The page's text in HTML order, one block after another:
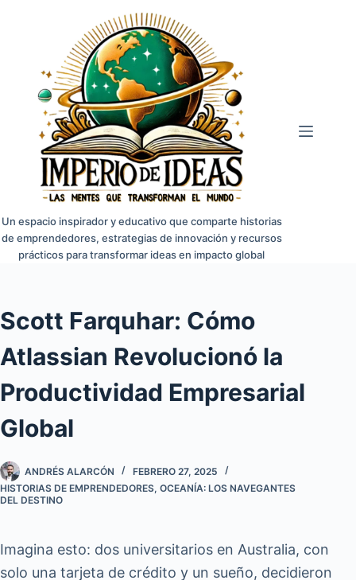
contenido
Un espacio inspirador y educativo que comparte historias
de emprendedores, estrategias de innovación y recursos
prácticos para transformar ideas en impacto global
Scott Farquhar: Cómo
Atlassian Revolucionó la
Productividad Empresarial
Global
ANDRÉS ALARCÓN
FEBRERO 27, 2025
HISTORIAS DE EMPRENDEDORES, OCEANÍA: LOS NAVEGANTES
DEL DESTINO
Imagina esto: dos universitarios en Australia, con
solo una tarjeta de crédito y un sueño, decidieron